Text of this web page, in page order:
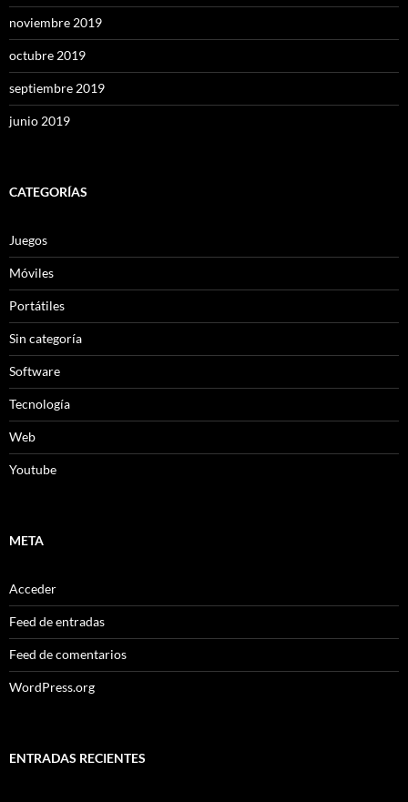
noviembre 2019
octubre 2019
septiembre 2019
junio 2019
CATEGORÍAS
Juegos
Móviles
Portátiles
Sin categoría
Software
Tecnología
Web
Youtube
META
Acceder
Feed de entradas
Feed de comentarios
WordPress.org
ENTRADAS RECIENTES